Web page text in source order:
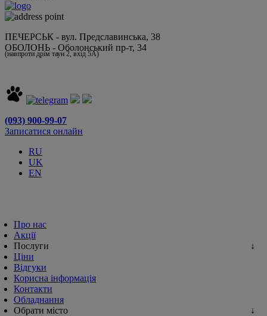
ПЕЧЕРСЬК - вул. Предславинська, 38
ОБОЛОНЬ - Оболонський пр-т, 34
(навпроти дрім таун 2, вхід 5А)
(093) 900-99-07
Записатися онлайн
RU
UK
EN
Про нас
Акції
Послуги
Ціни
Відгуки
Корисна інформація
Контакти
Обладнання
Обрати місто